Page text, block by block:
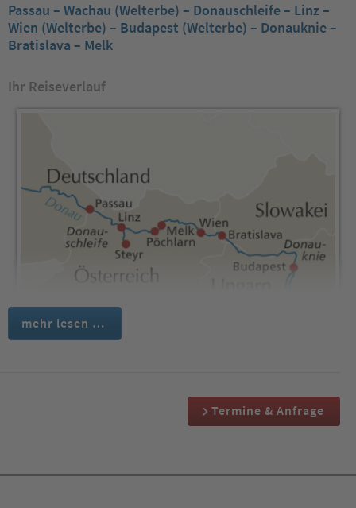
Passau – Wachau (Welterbe) – Donauschleife – Linz –
Wien (Welterbe) – Budapest (Welterbe) – Donauknie –
Bratislava – Melk
Ihr Reiseverlauf
Einschiffung in Passau & Donauschleife
mehr lesen …
Termine & Anfrage